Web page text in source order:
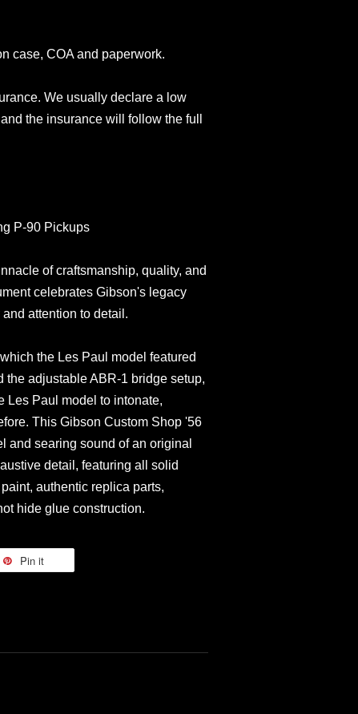
case, COA and paperwork.
We usually declare a low
the insurance will follow the full
P-90 Pickups
of craftsmanship, quality, and
celebrates Gibson's legacy
attention to detail.
the Les Paul model featured
the adjustable ABR-1 bridge setup,
Les Paul model to intonate,
This Gibson Custom Shop '56
and searing sound of an original
detail, featuring all solid
authentic replica parts,
hide glue construction.
Pin it